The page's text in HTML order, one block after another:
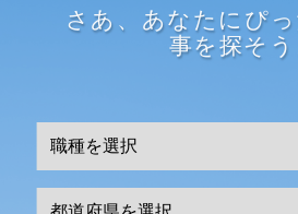
さあ、あなたにぴ
事を探そう